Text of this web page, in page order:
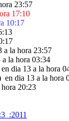
17:10
10:17
a la hora 23:57
la hora 03:34
dia 13 a la hora
en dia 13 a la hora
20:23
:2011